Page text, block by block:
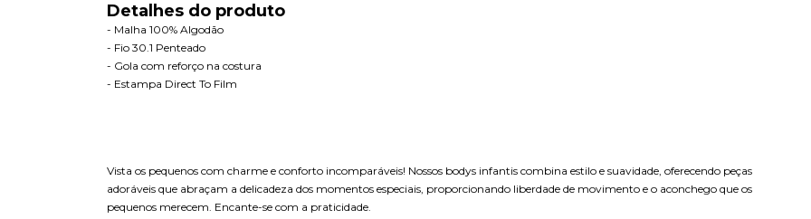
Detalhes do produto
- Malha 100% Algodão
- Fio 30.1 Penteado
- Gola com reforço na costura
- Estampa Direct To Film
Vista os pequenos com charme e conforto incomparáveis! Nossos bodys infantis combina estilo e suavidade, oferecendo peças
adoráveis que abraçam a delicadeza dos momentos especiais, proporcionando liberdade de movimento e o aconchego que os
pequenos merecem. Encante-se com a praticidade.